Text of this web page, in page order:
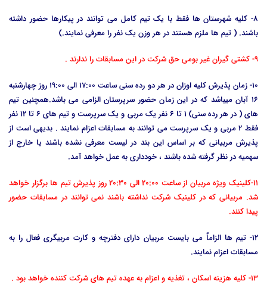
8- کلیه شهرستان ها فقط با یک تیم کامل می توانند در پیکارها حضور داشته
باشند. ( تیم ها ملزم هستند در هر وزن یک نفر را معرفی نمایند.)
9- کشتی گیران غیر بومی حق شرکت در این مسابقات را ندارند .
10- زمان پذیرش کلیه اوزان در هر دو رده سنی ساعت 17:00 الی 19:00 روز چهارشنبه
16 آبان میباشد که در این زمان حضور سرپرستان الزامی می باشد.همچنین تیم
های ( در هر رده سنی) 1 تا 6 نفر یک مربی و یک سرپرست و تیم های 6 تا 12 نفر
فقط 2 مربی و یک سرپرست می توانند به مسابقات اعزام نمایند . بدیهی است از
پذیرش مربیانی که بر اساس این بند در لیست معرفی نشده باشند یا خارج از
سهمیه در نظر گرفته شده باشند ، خودداری به عمل خواهد آمد.
11-کلینیک ویژه مربیان از ساعت 20:00 الی 20:30 روز پذیرش تیم ها برگزار خواهد
شد. مربیانی که در کلینیک شرکت نداشته باشند نمی توانند در مسابقات حضور
پیدا کنند.
12- تیم ها الزاماٌ می بایست مربیان دارای دفترچه و کارت مربیگری فعال را به
مسابقات اعزام نمایند.
13- کلیه هزینه اسکان ، تغذیه و اعزام به عهده تیم های شرکت کننده خواهد بود .